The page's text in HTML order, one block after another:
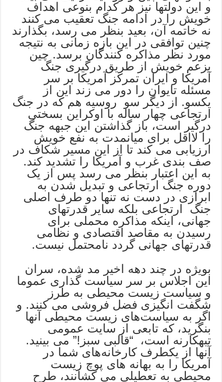
و این دولتها نیز هر کدام بنوعی اهداف
خویش را در ادامه جنگ تعقیب می کنند
نه خاتمه آن، بعید بنظر می رسد، بگذارند
چنین توافقی در این بازه زمانی به نتیجه
مورد نظر مذاکره کنندگان برسد. چین
بزعم خویش از طریق درگیری جنگ
آمریکا و ایران تمرکز آمریکا بر سر
مسئله تایوان را دور می زند این از
یکسو. از دیگر سو روسیه هم که در جنگ
ارتجاعی چهار ساله با اوکراین بسختی
درگیر است، باز گذاشتن این جبهه جنگ
را لااقل برای میانمدت به نفع خویش
ارزیابی می کند تا از این مسیر شکاف در
صف بندی غرب و آمریکا را تشدید کند.
به این اعتبار بنظر می رسد پس از یک
دوره جنگ ارتجاعی و تبدیل شدن به
ابرازی در دست نه تنها دو طرف اصلی
جنگ ارتجاعی بلکه سایر قدرتهای
جهانی، اینکه مذاکره محملی برای
رسیدن به مقاصد اقتصادی و نظامی
قدرتهای جهانی گردد نامحتمل نیست.
بویژه در چند دهه اخیر مد شده، سران
این اجلاس بر سر سیاست گذاری عموما
و سیاست زیست محیطی به طرز
شگفت انگیزی فضل فروشی می کنند. و
اگر به سیاست‌های زیست‌ محیطی آنها
بنگرید، که تابعی از سایت عمومی
تبهکارنه است، “قالبی سبز!” می بینید.
آنها از یکطرف کارخانه‌های شما در
آمریکا را به بهانه های پوچ زیست
محیطی به تعطیلی می کشانند، طرح